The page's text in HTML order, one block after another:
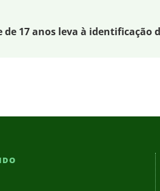
17 anos leva à identificação